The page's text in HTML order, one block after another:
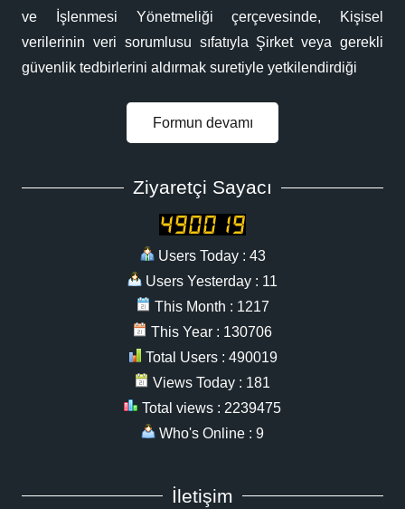
ve İşlenmesi Yönetmeliği çerçevesinde, Kişisel
verilerinin veri sorumlusu sıfatıyla Şirket veya gerekli
güvenlik tedbirlerini aldırmak suretiyle yetkilendirdiği
Formun devamı
Ziyaretçi Sayacı
Users Today : 43
Users Yesterday : 11
This Month : 1217
This Year : 130706
Total Users : 490019
Views Today : 181
Total views : 2239475
Who's Online : 9
İletişim